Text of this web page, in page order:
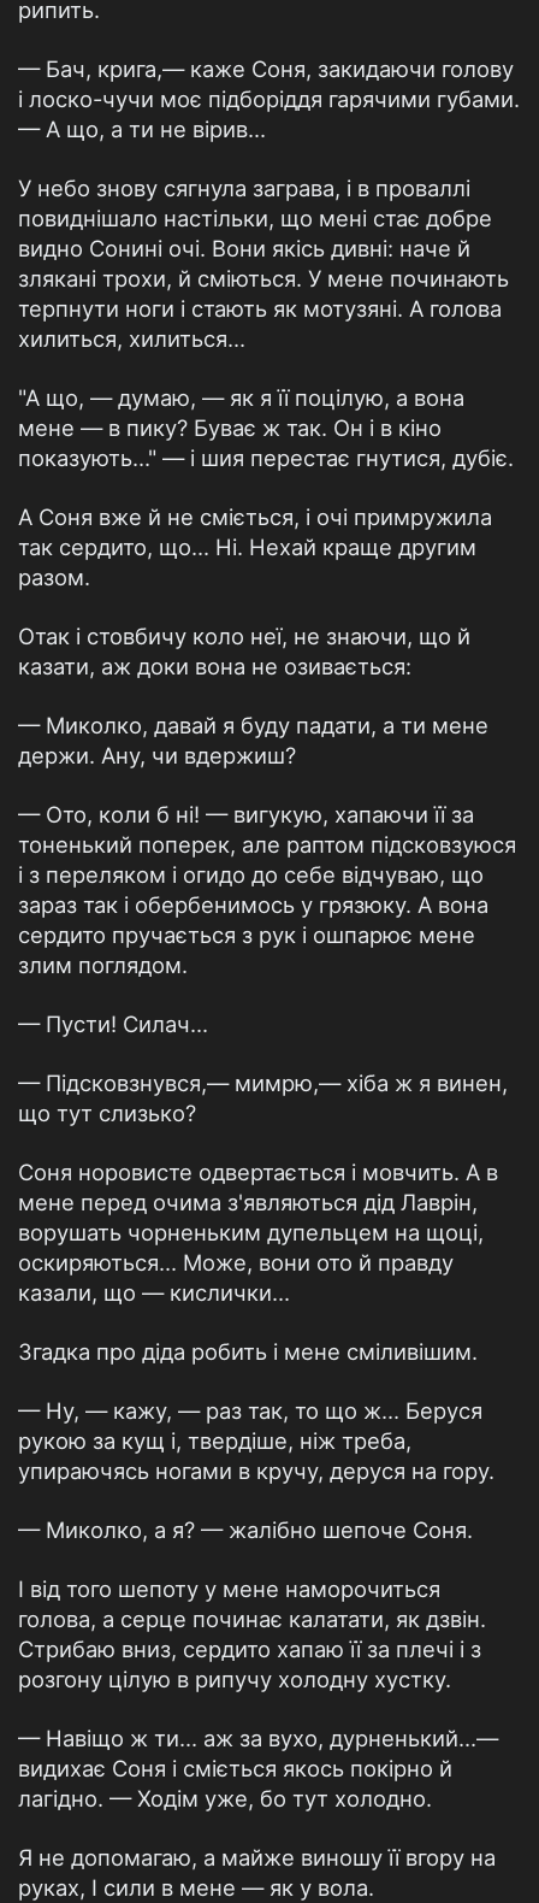
рипить.
— Бач, крига,— каже Соня, закидаючи голову
і лоско-чучи моє підборіддя гарячими губами.
— А що, а ти не вірив...
У небо знову сягнула заграва, і в проваллі
повиднішало настільки, що мені стає добре
видно Сонині очі. Вони якісь дивні: наче й
злякані трохи, й сміються. У мене починають
терпнути ноги і стають як мотузяні. А голова
хилиться, хилиться...
"А що, — думаю, — як я її поцілую, а вона
мене — в пику? Буває ж так. Он і в кіно
показують..." — і шия перестає гнутися, дубіє.
А Соня вже й не сміється, і очі примружила
так сердито, що... Ні. Нехай краще другим
разом.
Отак і стовбичу коло неї, не знаючи, що й
казати, аж доки вона не озивається:
— Миколко, давай я буду падати, а ти мене
держи. Ану, чи вдержиш?
— Ото, коли б ні! — вигукую, хапаючи її за
тоненький поперек, але раптом підсковзуюся
і з переляком і огидо до себе відчуваю, що
зараз так і обербенимось у грязюку. А вона
сердито пручається з рук і ошпарює мене
злим поглядом.
— Пусти! Силач...
— Підсковзнувся,— мимрю,— хіба ж я винен,
що тут слизько?
Соня норовисте одвертається і мовчить. А в
мене перед очима з'являються дід Лаврін,
ворушать чорненьким дупельцем на щоці,
оскиряються... Може, вони ото й правду
казали, що — кислички...
Згадка про діда робить і мене сміливішим.
— Ну, — кажу, — раз так, то що ж... Беруся
рукою за кущ і, твердіше, ніж треба,
упираючясь ногами в кручу, деруся на гору.
— Миколко, а я? — жалібно шепоче Соня.
І від того шепоту у мене наморочиться
голова, а серце починає калатати, як дзвін.
Стрибаю вниз, сердито хапаю її за плечі і з
розгону цілую в рипучу холодну хустку.
— Навіщо ж ти... аж за вухо, дурненький...—
видихає Соня і сміється якось покірно й
лагідно. — Ходім уже, бо тут холодно.
Я не допомагаю, а майже виношу її вгору на
руках, І сили в мене — як у вола.